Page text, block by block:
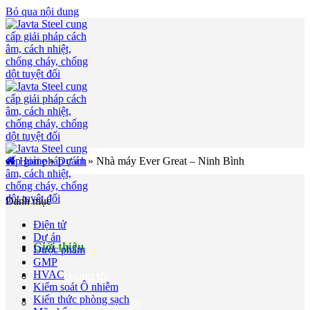
Bỏ qua nội dung
Giới thiệu
Về chúng tôi
Quá trình phát triển
Home»Dự án» Nhà máy Ever Great – Ninh Bình
Danh mục
Điện tử
Dự án
Dược phẩm
GMP
HVAC
Kiểm soát Ô nhiễm
Kiến thức phòng sạch